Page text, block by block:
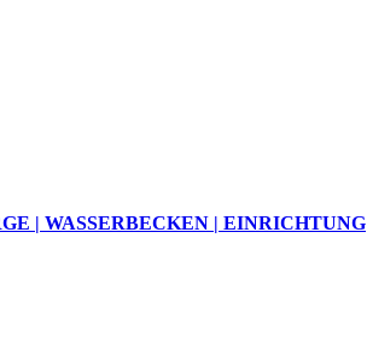
| WASSERBECKEN | EINRICHTUNG